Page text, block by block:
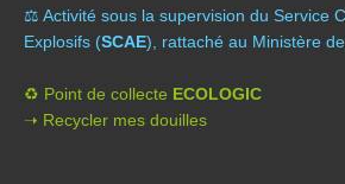
⚖️ Activité sous la supervision du Service
Explosifs (SCAE), rattaché au Ministère de
♻️ Point de collecte ECOLOGIC
➝ Recycler mes douilles